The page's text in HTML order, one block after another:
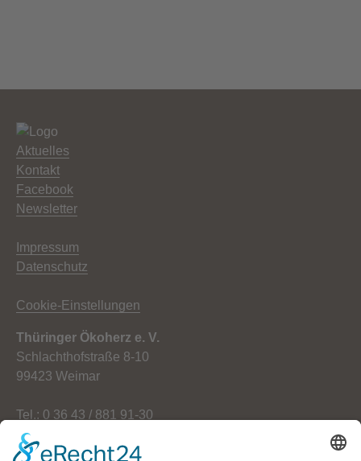
Aktuelles
Kontakt
Facebook
Newsletter
Impressum
Datenschutz
Cookie-Einstellungen
Thüringer Ökoherz e. V.
Schlachthofstraße 8-10
99423 Weimar
Tel.: 0 36 43 / 881 91-30
Fax: 0 36 43 / 881 91-59
E-Mail: info[at]oekoherz.de